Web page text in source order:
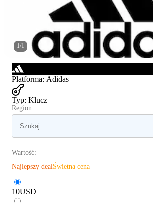
1/1
Platforma: Adidas
Typ: Klucz
Region:
Wartość:
Najlepszy deal Świetna cena
10USD